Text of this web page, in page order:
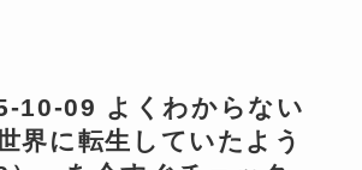
10-09 よくわからない
界に転生していたよう